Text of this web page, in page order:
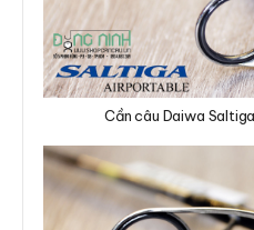
Cần câu Daiwa